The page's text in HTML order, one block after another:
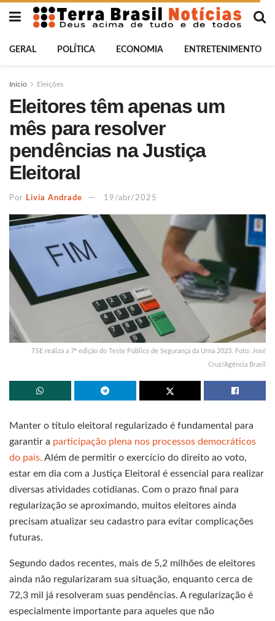
GERAL POLÍTICA ECONOMIA ENTRETENIMENTO
Início Eleições
Eleitores têm apenas um
mês para resolver
pendências na Justiça
Eleitoral
Por Livia Andrade 19/abr/2025
TSE realiza a 7ª edição do Teste Público de Segurança da Urna 2023. Foto: José
Cruz/Agência Brasil
Manter o título eleitoral regularizado é fundamental para
garantir a participação plena nos processos democráticos
do país. Além de permitir o exercício do direito ao voto,
estar em dia com a Justiça Eleitoral é essencial para realizar
diversas atividades cotidianas. Com o prazo final para
regularização se aproximando, muitos eleitores ainda
precisam atualizar seu cadastro para evitar complicações
futuras.
Segundo dados recentes, mais de 5,2 milhões de eleitores
ainda não regularizaram sua situação, enquanto cerca de
72,3 mil já resolveram suas pendências. A regularização é
especialmente importante para aqueles que não